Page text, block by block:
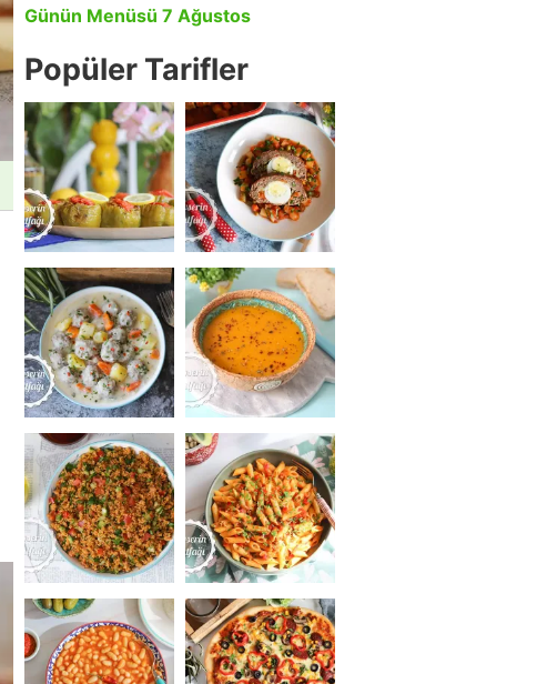
Günün Menüsü 7 Ağustos
Popüler Tarifler